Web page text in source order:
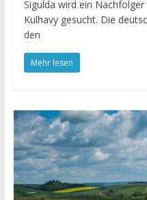
Sigulda wird ein
Kulhavy gesucht. Die
den
Mehr lesen